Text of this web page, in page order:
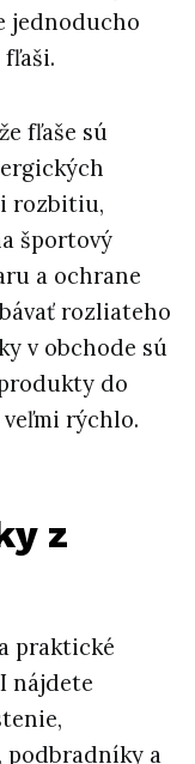
jednoducho
fľaše sú
rozbitiu,
športový
a ochrane
rozliateho
v obchode sú
do
rýchlo.
z
praktické
nájdete
podbradníky a